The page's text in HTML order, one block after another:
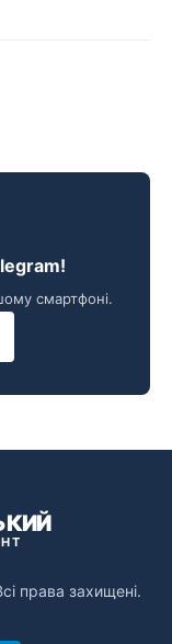
смартфоні.
права захищені.